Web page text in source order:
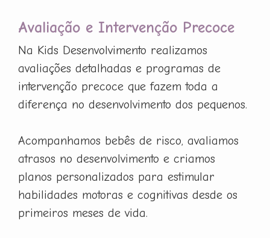
Avaliação e Intervenção Precoce
Na Kids Desenvolvimento realizamos
avaliações detalhadas e programas de
intervenção precoce que fazem toda a
diferença no desenvolvimento dos pequenos.
Acompanhamos bebês de risco, avaliamos
atrasos no desenvolvimento e criamos
planos personalizados para estimular
habilidades motoras e cognitivas desde os
primeiros meses de vida.